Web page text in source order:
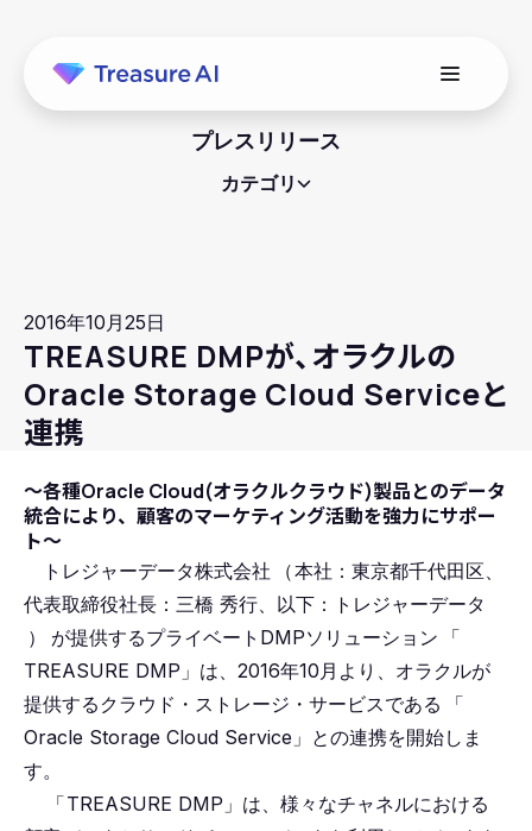
プレスリリース
カテゴリ
2016年10月25日
TREASURE DMPが、オラクルの
Oracle Storage Cloud Serviceと
連携
～各種Oracle Cloud(オラクルクラウド)製品とのデータ
統合により、顧客のマーケティング活動を強力にサポー
ト～
トレジャーデータ株式会社 （本社：東京都千代田区、
代表取締役社長：三橋 秀行、以下：トレジャーデータ
）
が提供するプライベートDMPソリューション
「
TREASURE DMP」は、2016年10月より、オラクルが
提供するクラウド・ストレージ・サービスである
「
Oracle Storage Cloud Service」との連携を開始しま
す。
「TREASURE DMP」は、様々なチャネルにおける